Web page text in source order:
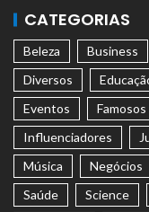
CATEGORIAS
Beleza Business
Diversos
Eventos
Famosos
Influenciadores
Música
Negócios
Saúde
Science